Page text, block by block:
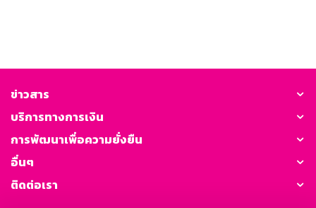
ข่าวสาร
บริการทางการเงิน
การพัฒนาเพื่อความยั่งยืน
อื่นๆ
ติดต่อเรา